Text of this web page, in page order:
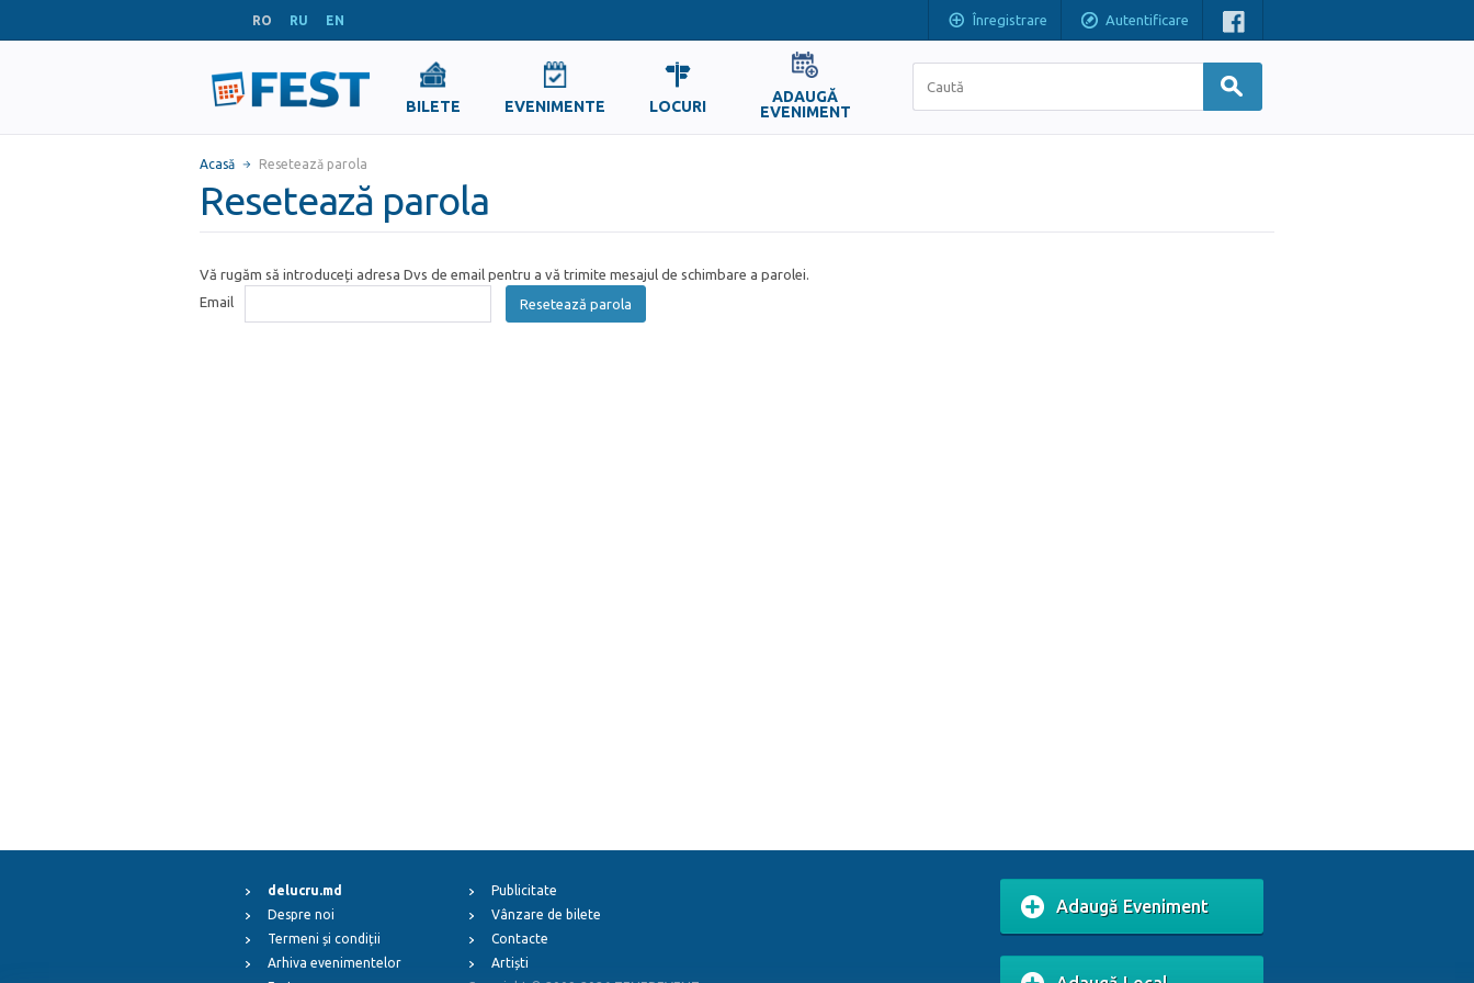
RO RU EN Înregistrare Autentificare
BILETE EVENIMENTE LOCURI
ADAUGĂ
EVENIMENT
Acasă Resetează parola
Resetează parola
Vă rugăm să introduceți adresa Dvs de email pentru a vă trimite mesajul de schimbare a parolei.
Email
Resetează parola
delucru.md
Despre noi
Termeni și condiții
Arhiva evenimentelor
Publicitate
Vânzare de bilete
Contacte
Artiști
Adaugă Eveniment